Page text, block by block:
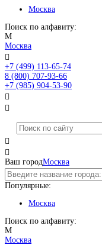
Москва
Поиск по алфавиту:
М
Москва

+7 (499) 113-65-74
8 (800) 707-93-66
+7 (985) 904-53-90




Ваш городМосква
Популярные:
Москва
Поиск по алфавиту:
М
Москва